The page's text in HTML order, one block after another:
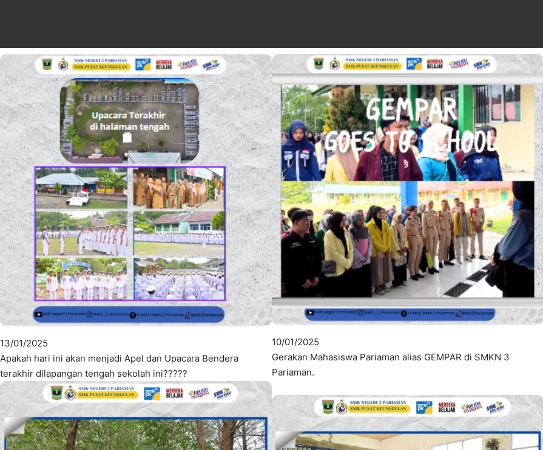
13/01/2025
Apakah hari ini akan menjadi Apel dan Upacara Bendera
terakhir dilapangan tengah sekolah ini?????
10/01/2025
Gerakan Mahasiswa Pariaman alias GEMPAR di SMKN 3
Pariaman.